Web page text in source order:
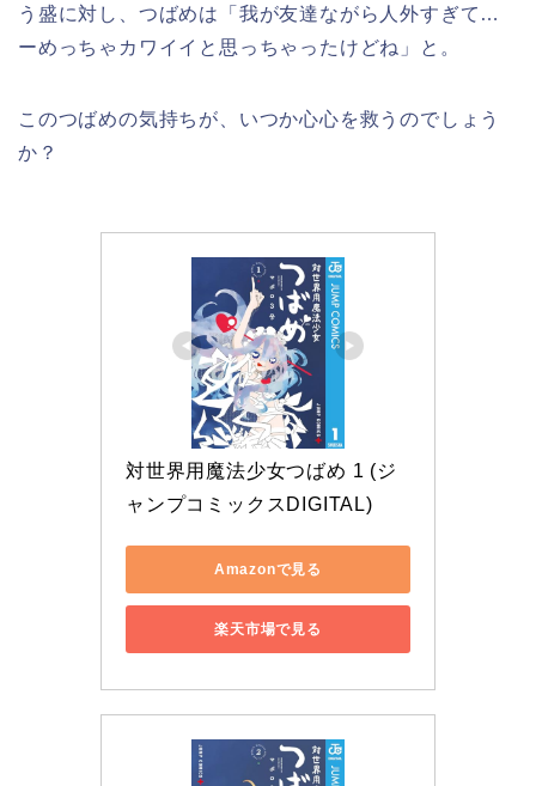
う盛に対し、つばめは「我が友達ながら人外すぎて…
ーめっちゃカワイイと思っちゃったけどね」と。
このつばめの気持ちが、いつか心心を救うのでしょう
か？
対世界用魔法少女つばめ 1 (ジ
ャンプコミックスDIGITAL)
Amazonで見る
楽天市場で見る